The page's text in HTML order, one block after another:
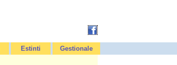
Estinti Gestionale